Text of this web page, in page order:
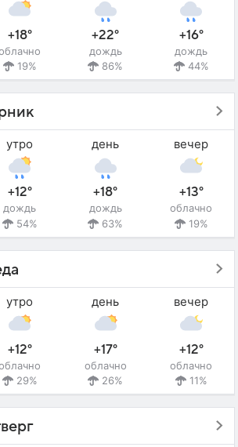
+18°
19%
+22°
дождь
86%
+16°
дождь
44%
утро
+12°
дождь
54%
день
+18°
дождь
63%
вечер
+13°
облачно
19%
утро
+12°
29%
день
+17°
облачно
26%
вечер
+12°
облачно
11%